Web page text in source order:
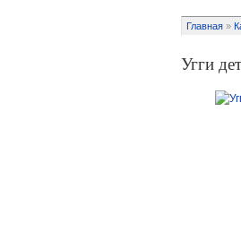
Главная »
Угги